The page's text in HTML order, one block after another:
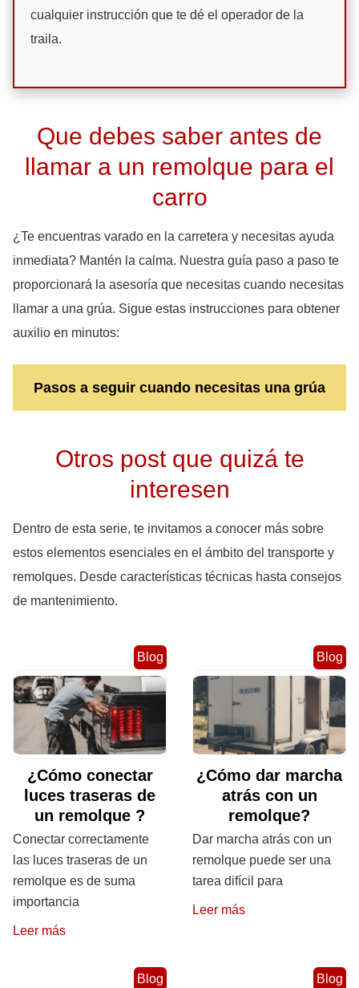
cualquier instrucción que te dé el operador de la
traila.
Que debes saber antes de
llamar a un remolque para el
carro
¿Te encuentras varado en la carretera y necesitas ayuda
inmediata? Mantén la calma. Nuestra guía paso a paso te
proporcionará la asesoría que necesitas cuando necesitas
llamar a una grúa. Sigue estas instrucciones para obtener
auxilio en minutos:
Pasos a seguir cuando necesitas una grúa
Otros post que quizá te
interesen
Dentro de esta serie, te invitamos a conocer más sobre
estos elementos esenciales en el ámbito del transporte y
remolques. Desde características técnicas hasta consejos
de mantenimiento.
Blog
¿Cómo conectar
luces traseras de
un remolque ?
Conectar correctamente
las luces traseras de un
remolque es de suma
importancia
Leer más
Blog
¿Cómo dar marcha
atrás con un
remolque?
Dar marcha atrás con un
remolque puede ser una
tarea difícil para
Leer más
Blog Blog